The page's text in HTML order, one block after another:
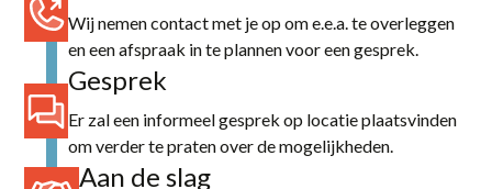
Wij nemen contact met je op om e.e.a. te overleggen
en een afspraak in te plannen voor een gesprek.
Gesprek
Er zal een informeel gesprek op locatie plaatsvinden
om verder te praten over de mogelijkheden.
Aan de slag